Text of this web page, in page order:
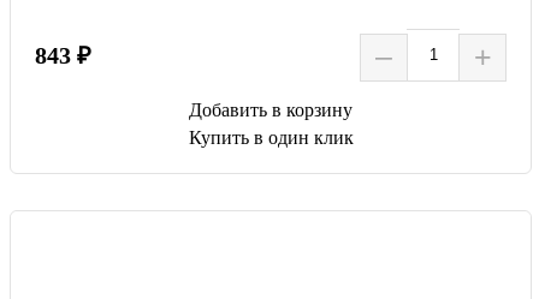
843 ₽ – +
Добавить в корзину
Купить в один клик